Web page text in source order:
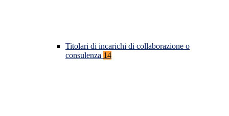
Titolari di incarichi di collaborazione o
consulenza 14